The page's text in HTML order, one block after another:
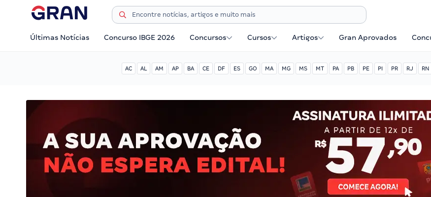
Últimas Notícias Concurso IBGE 2026 Concursos Cursos Artigos Gran Aprovados
AC AL AM AP BA CE DF ES GO MA MG MS MT PA PB PE PI PR RJ RN